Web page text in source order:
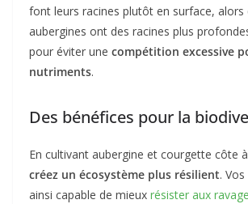
font leurs racines plutôt en surface, alors
aubergines ont des racines plus
pour éviter une compétition excessive
nutriments.
Des bénéfices pour la
En cultivant aubergine et courgette côte
créez un écosystème plus résilient.
ainsi capable de mieux résister aux